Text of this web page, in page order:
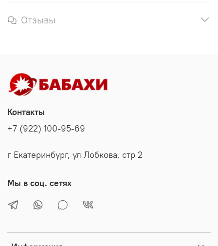
Отзывы
Контакты
+7 (922) 100-95-69
г Екатеринбург, ул Лобкова, стр 2
Мы в соц. сетях